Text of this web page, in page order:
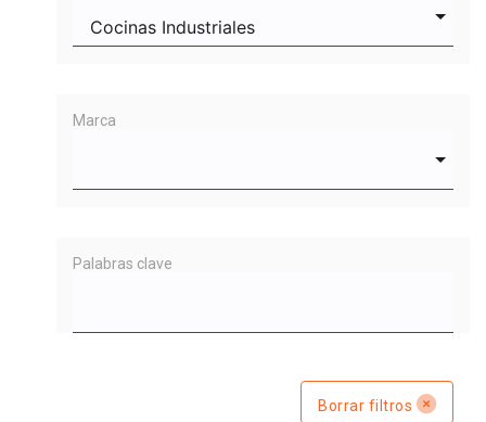
Marca
Palabras clave
Borrar filtros